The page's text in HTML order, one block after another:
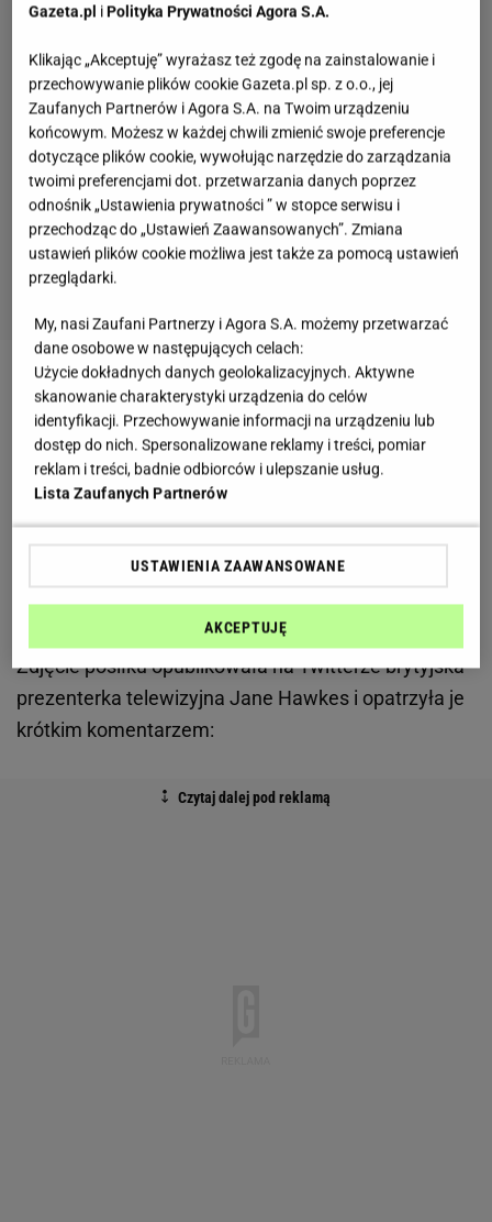
Jedzenie w samolotach często nie wygląda zbyt
estetycznie. Zazwyczaj jednak zjadliwie. Nie można
tego raczej powiedzieć o śniadaniu, które otrzymał
pasażer lecący liniami British Airways z Nigerii do
pierwszą klasą, za który miał zapłacić sześć tysięcy
tysiącach), co daje równowartość ok. 32 300 złotych.
Zdjęcie posiłku opublikowała na Twitterze brytyjska
prezenterka telewizyjna Jane Hawkes i opatrzyła je
krótkim komentarzem:
Gazeta.pl iPolityka Prywatności Agora S.A.
Klikając „Akceptuję” wyrażasz też zgodę na zainstalowanie i
przechowywanie plików cookie Gazeta.pl sp. z o.o., jej
Zaufanych Partnerów i Agora S.A. na Twoim urządzeniu
końcowym. Możesz w każdej chwili zmienić swoje preferencje
dotyczące plików cookie, wywołując narzędzie do zarządzania
twoimi preferencjami dot. przetwarzania danych poprzez
odnośnik „Ustawienia prywatności ” w stopce serwisu i
przechodząc do „Ustawień Zaawansowanych”. Zmiana
ustawień plików cookie możliwa jest także za pomocą ustawień
przeglądarki.
My, nasi Zaufani Partnerzy i Agora S.A. możemy przetwarzać
dane osobowe w następujących celach:
Użycie dokładnych danych geolokalizacyjnych. Aktywne
skanowanie charakterystyki urządzenia do celów
identyfikacji. Przechowywanie informacji na urządzeniu lub
dostęp do nich. Spersonalizowane reklamy i treści, pomiar
reklam i treści, badnie odbiorców i ulepszanie usług.
Lista Zaufanych Partnerów
USTAWIENIA ZAAWANSOWANE
AKCEPTUJĘ